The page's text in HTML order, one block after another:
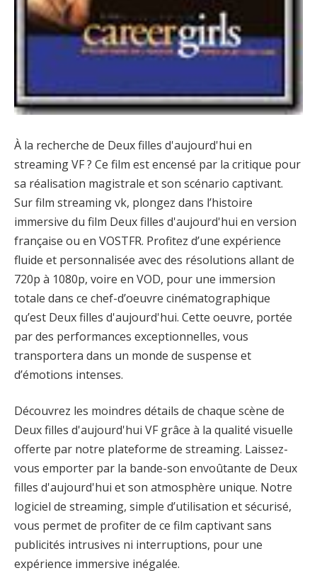
À la recherche de Deux filles d'aujourd'hui en
streaming VF ? Ce film est encensé par la critique pour
sa réalisation magistrale et son scénario captivant.
Sur film streaming vk, plongez dans l’histoire
immersive du film Deux filles d'aujourd'hui en version
française ou en VOSTFR. Profitez d’une expérience
fluide et personnalisée avec des résolutions allant de
720p à 1080p, voire en VOD, pour une immersion
totale dans ce chef-d’oeuvre cinématographique
qu’est Deux filles d'aujourd'hui. Cette oeuvre, portée
par des performances exceptionnelles, vous
transportera dans un monde de suspense et
d’émotions intenses.
Découvrez les moindres détails de chaque scène de
Deux filles d'aujourd'hui VF grâce à la qualité visuelle
offerte par notre plateforme de streaming. Laissez-
vous emporter par la bande-son envoûtante de Deux
filles d'aujourd'hui et son atmosphère unique. Notre
logiciel de streaming, simple d’utilisation et sécurisé,
vous permet de profiter de ce film captivant sans
publicités intrusives ni interruptions, pour une
expérience immersive inégalée.